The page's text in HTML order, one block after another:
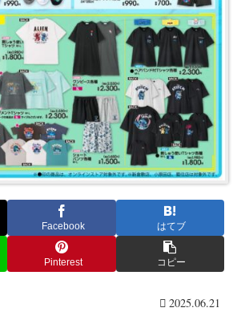
Facebook はてブ
Pinterest コピー
2025.06.21